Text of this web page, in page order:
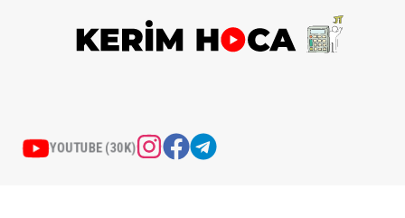
YOUTUBE (30K)